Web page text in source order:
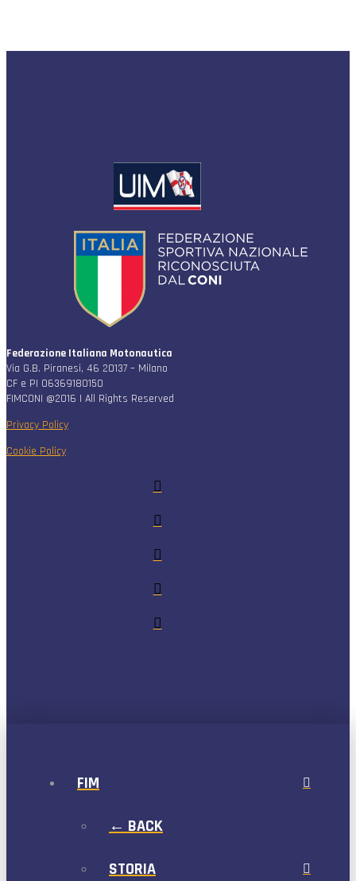
Federazione Italiana Motonautica
Via G.B. Piranesi, 46 20137 – Milano
CF e PI 06369180150
FIMCONI @2016 | All Rights Reserved
Privacy Policy
Cookie Policy
FIM
← BACK
STORIA